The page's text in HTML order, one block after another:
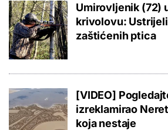
Umirovljenik (72)
krivolovu:
zaštićenih ptica
[VIDEO]
izreklamirao
koja nestaje